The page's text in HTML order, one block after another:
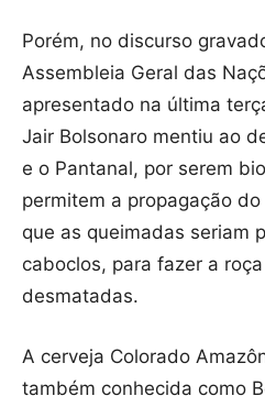
Porém, no discurso
Assembleia Geral das
apresentado na última
Jair Bolsonaro mentiu ao
e o Pantanal, por serem
permitem a propagação
que as queimadas seriam
caboclos, para fazer a
desmatadas.
A cerveja Colorado
também conhecida como